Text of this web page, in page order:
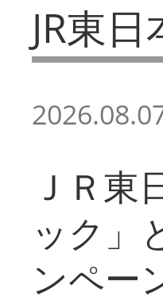
JR東日
ＪＲ
ック」
ンペー